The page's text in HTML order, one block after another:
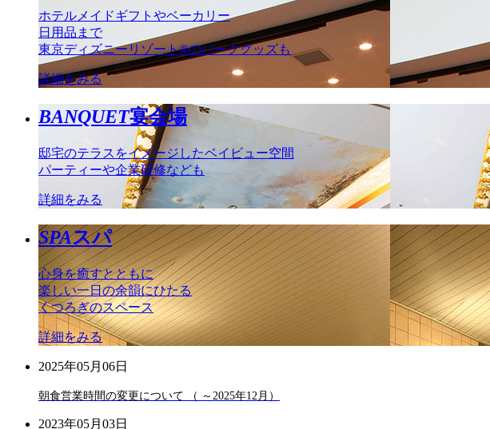
ホテルメイドギフトやベーカリー
日用品まで
東京ディズニーリゾート®のパークグッズも
詳細をみる
BANQUET宴会場
邸宅のテラスをイメージしたベイビュー空間
パーティーや企業研修なども
詳細をみる
SPAスパ
心身を癒すとともに
楽しい一日の余韻にひたる
くつろぎのスペース
詳細をみる
2025年05月06日
朝食営業時間の変更について （ ～2025年12月）
2023年05月03日